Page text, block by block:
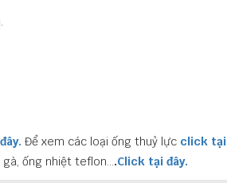
Để xem các loại ống thuỷ lực click tại
gà, ống nhiệt teflon….Click tại đây.